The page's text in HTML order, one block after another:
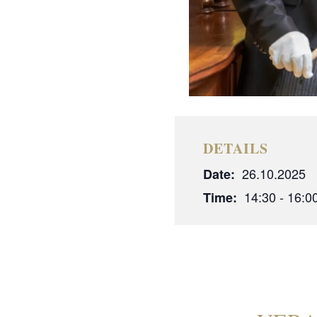
DETAILS
Date: 26.10.2025
Time: 14:30 -